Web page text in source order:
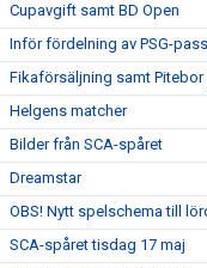
Cupavgift samt BD Open
Inför fördelning av PSG-pass
Fikaförsäljning samt Pitebor
Helgens matcher
Bilder från SCA-spåret
Dreamstar
OBS! Nytt spelschema till
SCA-spåret tisdag 17 maj